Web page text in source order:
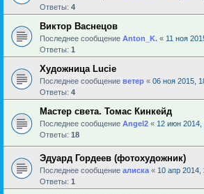
Ответы: 4
Виктор Васнецов
Последнее сообщение Anton_K. « 11 ноя
Ответы: 1
Художница Lucie
Последнее сообщение ветер « 06 ноя 2015,
Ответы: 4
Мастер света. Томас Кинкейд
Последнее сообщение Angel2 « 12 июн 2014,
Ответы: 18
Эдуард Гордеев (фотохудожник)
Последнее сообщение алиска « 10 апр 2014,
Ответы: 1